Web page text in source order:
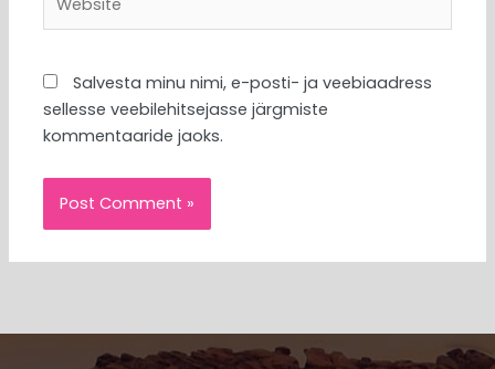
Salvesta minu nimi, e-posti- ja veebiaadress
sellesse veebilehitsejasse järgmiste
kommentaaride jaoks.